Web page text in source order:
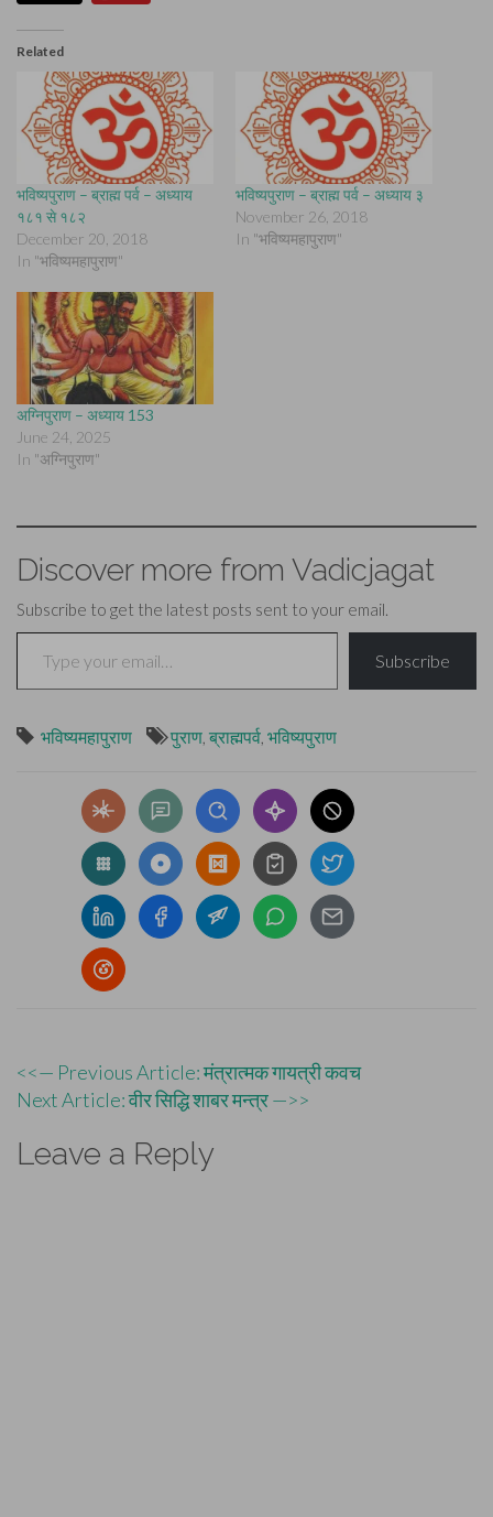
Related
भविष्यपुराण – ब्राह्म पर्व – अध्याय
१८१ से १८२
December 20, 2018
In "भविष्यमहापुराण"
भविष्यपुराण – ब्राह्म पर्व – अध्याय ३
November 26, 2018
In "भविष्यमहापुराण"
अग्निपुराण – अध्याय 153
June 24, 2025
In "अग्निपुराण"
Discover more from Vadicjagat
Subscribe to get the latest posts sent to your email.
Type your email…
Subscribe
भविष्यमहापुराण पुराण, ब्राह्मपर्व, भविष्यपुराण
Post
navigation
<<— Previous Article: मंत्रात्मक गायत्री कवच
Next Article: वीर सिद्धि शाबर मन्त्र —>>
Leave a Reply